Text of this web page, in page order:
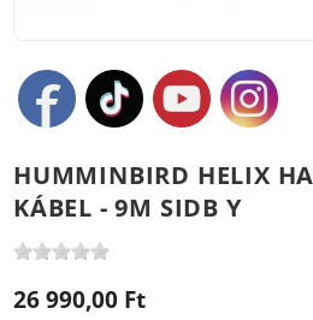
HUMMINBIRD HELIX
KÁBEL - 9M SIDB Y
26 990,00 Ft